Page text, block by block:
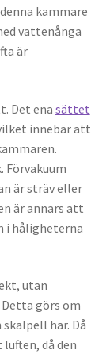
kammare
vattenånga
är
Det ena sättet
innebär att
Förvakuum
är sträv eller
är annars att
i håligheterna
utan
Detta görs om
har. Då
då den